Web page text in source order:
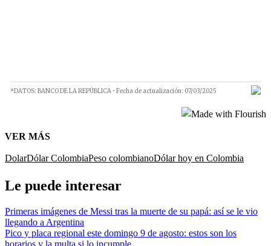
VER MÁS
DolarDólar ColombiaPeso colombianoDólar hoy en Colombia
Le puede interesar
Primeras imágenes de Messi tras la muerte de su papá: así se le vio
llegando a Argentina
Pico y placa regional este domingo 9 de agosto: estos son los
horarios y la multa si lo incumple